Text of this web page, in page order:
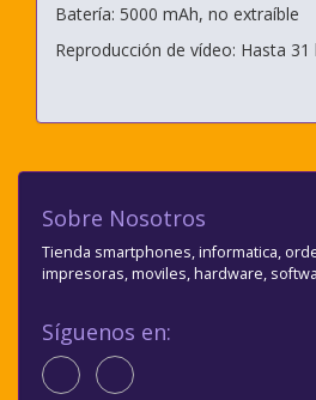
Batería: 5000 mAh, no extraíble
Reproducción de vídeo: Hasta 31
Sobre Nosotros
Tienda smartphones, informatica,
impresoras, moviles, hardware,
Síguenos en: